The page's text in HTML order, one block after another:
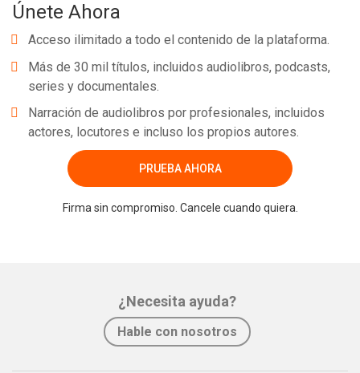
Únete Ahora
Acceso ilimitado a todo el contenido de la plataforma.
Más de 30 mil títulos, incluidos audiolibros, podcasts,
series y documentales.
Narración de audiolibros por profesionales, incluidos
actores, locutores e incluso los propios autores.
PRUEBA AHORA
Firma sin compromiso. Cancele cuando quiera.
¿Necesita ayuda?
Hable con nosotros